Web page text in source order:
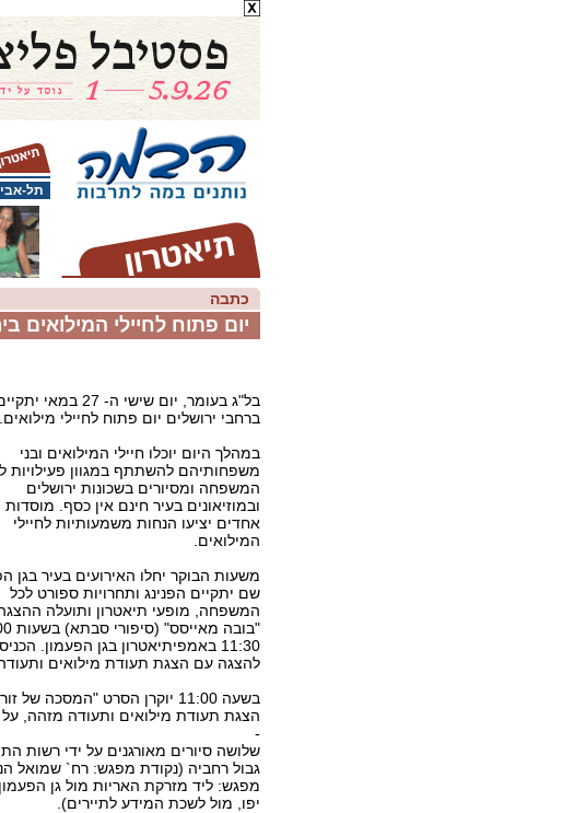
תל-
כתבה
יום פתוח לחיילי המילואים
בל"ג בעומר, יום שישי ה- 27 במאי
ברחבי ירושלים יום פתוח לחיילי מילואים.
במהלך היום יוכלו חיילי המילואים ובני
משפחותיהם להשתתף במגוון פעילויות
המשפחה ומסיורים בשכונות ירושלים
ובמוזיאונים בעיר חינם אין כסף.
אחדים יציעו הנחות משמעותיות לחיילי
המילואים.
משעות הבוקר יחלו האירועים בעיר בגן
שם יתקיים הפנינג ותחרויות ספורט לכל
המשפחה, מופעי תיאטרון ותועלה
11:30 באמפיתיאטרון בגן הפעמון.
להצגה עם הצגת תעודת מילואים
הצגת תעודת מילואים ותעודה מזהה, על בסיס
-
מפגש: ליד מזרקת האריות מול גן
יפו, מול לשכת המידע לתיירים).